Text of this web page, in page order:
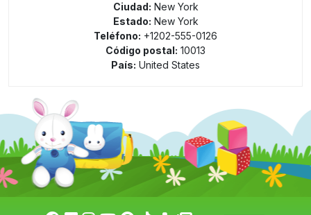
Ciudad: New York
Estado: New York
Teléfono: +1202-555-0126
Código postal: 10013
País: United States